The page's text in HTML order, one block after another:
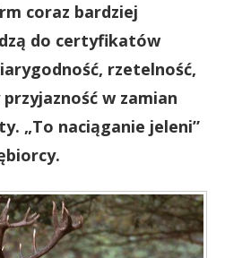
coraz bardziej
do certyfikatów
rzetelność,
w zamian
„To naciąganie jeleni”